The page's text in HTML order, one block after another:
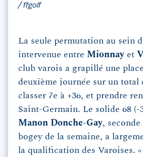
/ ffgolf
La seule permutation au sein
intervenue entre Mionnay et
club varois a grapillé une
deuxième journée sur un total
classer 7e à +36, et prendre
Saint-Germain. Le solide 68 (-
Manon Donche-Gay, seconde
bogey de la semaine, a
la qualification des Varoises.